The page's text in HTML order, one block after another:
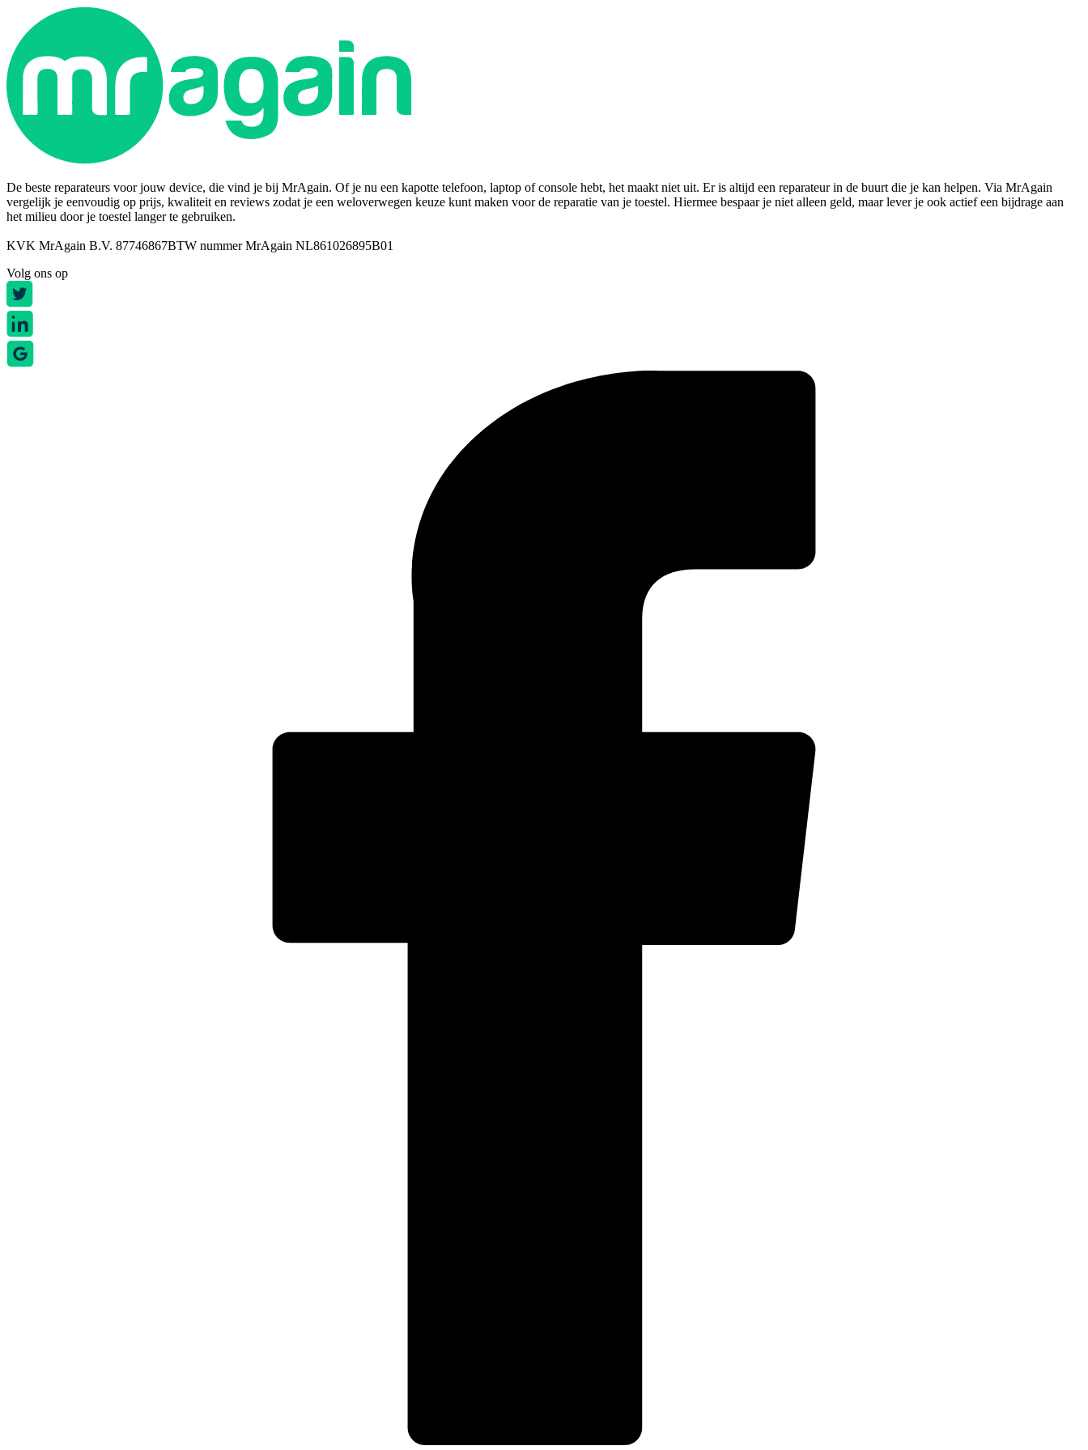
De beste reparateurs voor jouw device, die vind je bij MrAgain. Of je nu een kapotte telefoon, laptop of console hebt, het maakt niet uit. Er is altijd een reparateur in de buurt die je kan helpen. Via MrAgain
vergelijk je eenvoudig op prijs, kwaliteit en reviews zodat je een weloverwegen keuze kunt maken voor de reparatie van je toestel. Hiermee bespaar je niet alleen geld, maar lever je ook actief een bijdrage aan
het milieu door je toestel langer te gebruiken.
KVK MrAgain B.V. 87746867BTW nummer MrAgain NL861026895B01
Volg ons op